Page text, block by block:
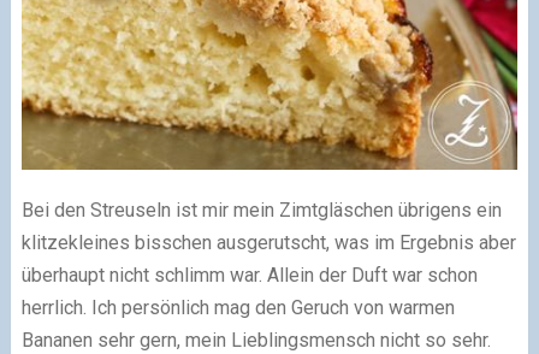
Bei den Streuseln ist mir mein Zimtgläschen übrigens ein
klitzekleines bisschen ausgerutscht, was im Ergebnis aber
überhaupt nicht schlimm war. Allein der Duft war schon
herrlich. Ich persönlich mag den Geruch von warmen
Bananen sehr gern, mein Lieblingsmensch nicht so sehr.